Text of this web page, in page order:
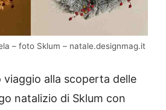
– foto Sklum – natale.designmag.it
alla scoperta delle
natalizio di Sklum con